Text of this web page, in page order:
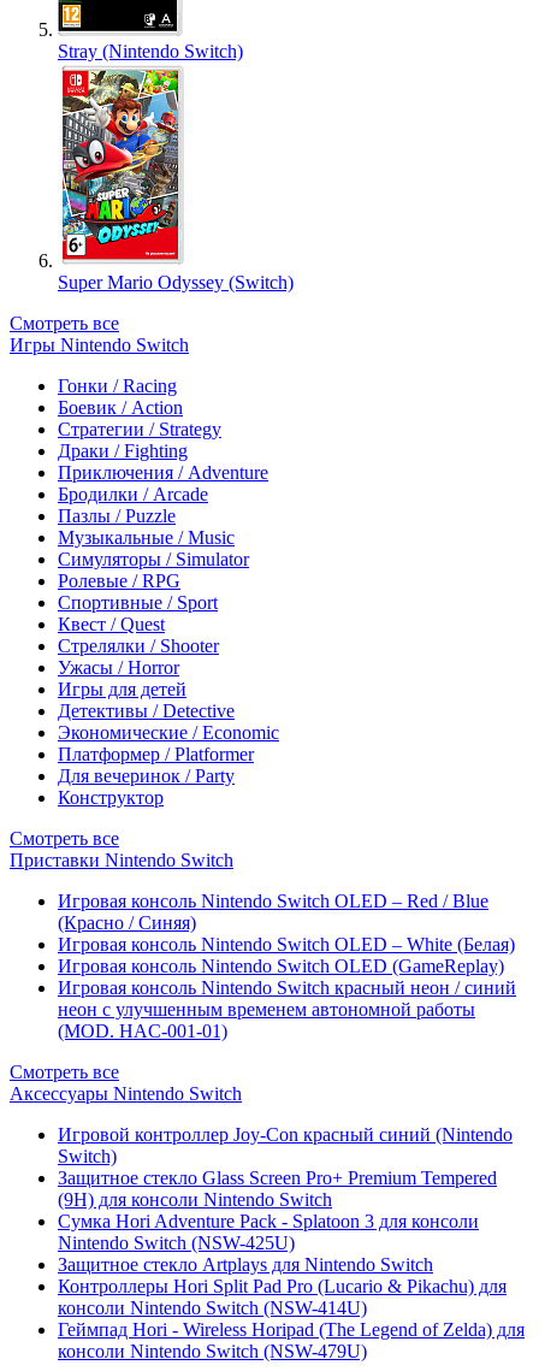
Stray (Nintendo Switch)
Super Mario Odyssey (Switch)
Смотреть все
Игры Nintendo Switch
Гонки / Racing
Боевик / Action
Стратегии / Strategy
Драки / Fighting
Приключения / Adventure
Бродилки / Arcade
Пазлы / Puzzle
Музыкальные / Music
Симуляторы / Simulator
Ролевые / RPG
Спортивные / Sport
Квест / Quest
Стрелялки / Shooter
Ужасы / Horror
Игры для детей
Детективы / Detective
Экономические / Economic
Платформер / Platformer
Для вечеринок / Party
Конструктор
Смотреть все
Приставки Nintendo Switch
Игровая консоль Nintendo Switch OLED – Red / Blue
(Красно / Синяя)
Игровая консоль Nintendo Switch OLED – White (Белая)
Игровая консоль Nintendo Switch OLED (GameReplay)
Игровая консоль Nintendo Switch красный неон / синий
неон с улучшенным временем автономной работы
(MOD. HAC-001-01)
Смотреть все
Аксессуары Nintendo Switch
Игровой контроллер Joy-Con красный синий (Nintendo
Switch)
Защитное стекло Glass Screen Pro+ Premium Tempered
(9H) для консоли Nintendo Switch
Сумка Hori Adventure Pack - Splatoon 3 для консоли
Nintendo Switch (NSW-425U)
Защитное стекло Artplays для Nintendo Switch
Контроллеры Hori Split Pad Pro (Lucario & Pikachu) для
консоли Nintendo Switch (NSW-414U)
Геймпад Hori - Wireless Horipad (The Legend of Zelda) для
консоли Nintendo Switch (NSW-479U)